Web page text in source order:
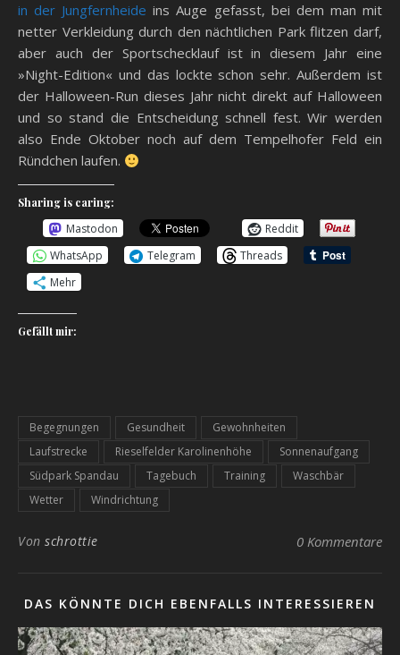
in der Jungfernheide ins Auge gefasst, bei dem man mit
netter Verkleidung durch den nächtlichen Park flitzen darf,
aber auch der Sportschecklauf ist in diesem Jahr eine
»Night-Edition« und das lockte schon sehr. Außerdem ist
der Halloween-Run dieses Jahr nicht direkt auf Halloween
und so stand die Entscheidung schnell fest. Wir werden
also Ende Oktober noch auf dem Tempelhofer Feld ein
Ründchen laufen.
Sharing is caring:
Mastodon
Reddit
WhatsApp
Telegram
Threads
Mehr
Gefällt mir:
Begegnungen Gesundheit
Gewohnheiten
Laufstrecke
Rieselfelder Karolinenhöhe
Sonnenaufgang
Südpark Spandau
Tagebuch Training
Waschbär
Wetter
Windrichtung
Von schrottie 0 Kommentare
DAS KÖNNTE DICH EBENFALLS INTERESSIEREN